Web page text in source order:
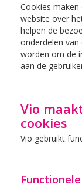
Cookies
website over
helpen de
onderdelen
worden om de
aan de
Vio
cookies
Vio gebruikt